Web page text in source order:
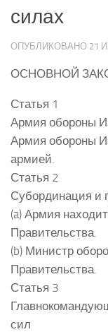
силах
ОПУБЛИКОВАНО 21
ОСНОВНОЙ
Статья 1
Армия обороны
Армия обороны
армией.
Статья 2
Субординация и
(a) Армия
Правительства.
(b) Министр
Правительства.
Статья 3
сил